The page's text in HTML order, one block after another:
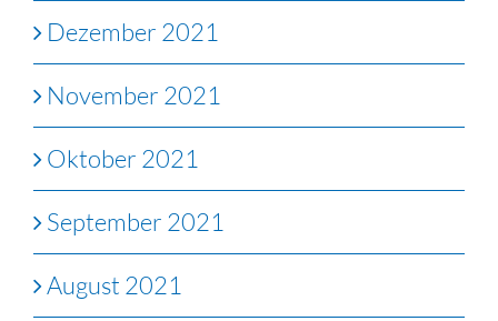
Dezember 2021
November 2021
Oktober 2021
September 2021
August 2021